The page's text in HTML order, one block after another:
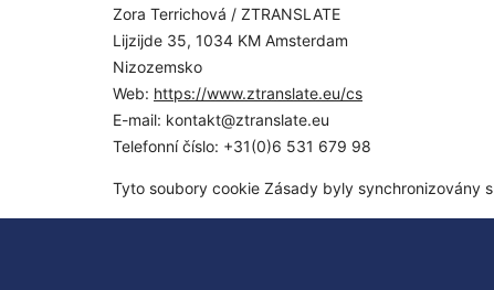
Zora Terrichová / ZTRANSLATE
Lijzijde 35, 1034 KM Amsterdam
Nizozemsko
Web: https://www.ztranslate.eu/cs
E-mail: kontakt@ztranslate.eu
Telefonní číslo: +31(0)6 531 679 98
Tyto soubory cookie Zásady byly synchronizovány s